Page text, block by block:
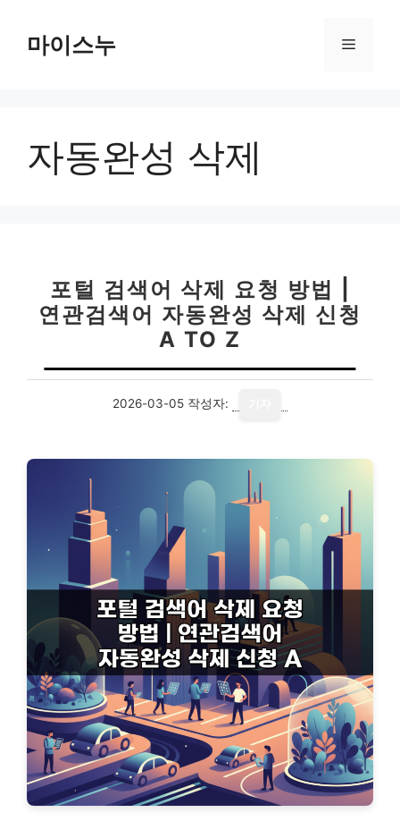
마이스누 메
자동완성 삭제
포털 검색어 삭제 요청 방법 |
연관검색어 자동완성 삭제 신청
A TO Z
2026-03-05 작성자: